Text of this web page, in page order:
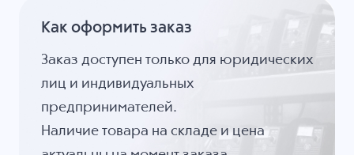
Как оформить заказ
Заказ доступен только для юридических
лиц и индивидуальных
предпринимателей.
Наличие товара на складе и цена